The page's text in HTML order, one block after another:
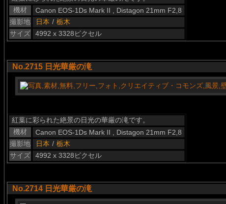
機材
Canon EOS-1Ds Mark II , Distagon 21mm F2,8
撮影地
日本 / 栃木
サイズ
4992 x 3328ピクセル
No.2715 日光華厳の滝
紅葉に彩られた絶景の日光の華厳の滝です。
機材
Canon EOS-1Ds Mark II , Distagon 21mm F2,8
撮影地
日本 / 栃木
サイズ
4992 x 3328ピクセル
No.2714 日光華厳の滝